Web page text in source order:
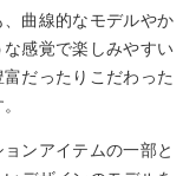
曲線的なモデルやか
感覚で楽しみやすい
だったりこだわった
ンアイテムの一部と